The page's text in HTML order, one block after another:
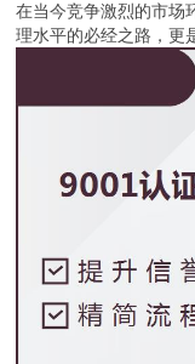
在当今竞争激烈的市场
理水平的必经之路，更